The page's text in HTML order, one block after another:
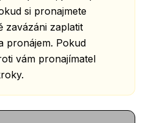
si pronajmete
zavázáni zaplatit
pronájem. Pokud
vám pronajímatel